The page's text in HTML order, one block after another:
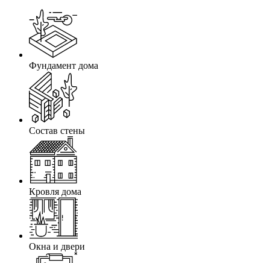
Фундамент дома
Состав стены
Кровля дома
Окна и двери